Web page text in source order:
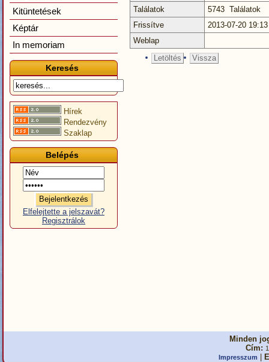
Kitüntetések
Képtár
In memoriam
Keresés
Hírek
Rendezvény
Szaklap
Belépés
Elfelejtette a jelszavát?
Regisztrálok
Találatok
5743 Találatok
Frissítve
2013-07-20 19:13
Weblap
Letöltés
Vissza
Minden
Cím:
Impresszum